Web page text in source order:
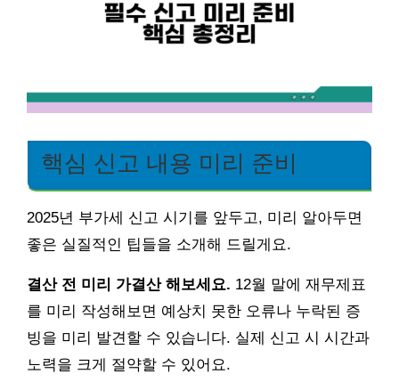
핵심 신고 내용 미리 준비
2025년 부가세 신고 시기를 앞두고, 미리 알아두면
좋은 실질적인 팁들을 소개해 드릴게요.
결산 전 미리 가결산 해보세요. 12월 말에 재무제표
를 미리 작성해보면 예상치 못한 오류나 누락된 증
빙을 미리 발견할 수 있습니다. 실제 신고 시 시간과
노력을 크게 절약할 수 있어요.